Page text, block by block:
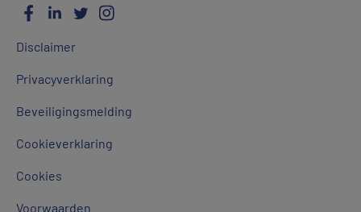
Algemene
Disclaimer
Privacyverklaring
Beveiligingsmelding
Cookieverklaring
Cookies
Voorwaarden
Social
Media
Facebook
LinkedInTwitter